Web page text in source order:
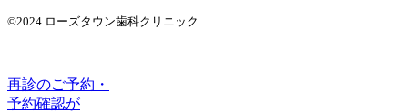
©2024 ローズタウン歯科クリニック.
再診のご予約・
予約確認が